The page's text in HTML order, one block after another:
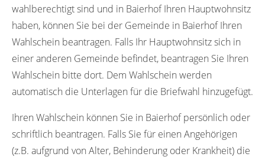
wahlberechtigt sind und in Baierhof Ihren Hauptwohnsitz
haben, können Sie bei der Gemeinde in Baierhof Ihren
Wahlschein beantragen. Falls Ihr Hauptwohnsitz sich in
einer anderen Gemeinde befindet, beantragen Sie Ihren
Wahlschein bitte dort. Dem Wahlschein werden
automatisch die Unterlagen für die Briefwahl hinzugefügt.
Ihren Wahlschein können Sie in Baierhof persönlich oder
schriftlich beantragen. Falls Sie für einen Angehörigen
(z.B. aufgrund von Alter, Behinderung oder Krankheit) die